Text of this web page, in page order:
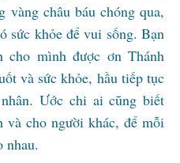
châu báu chóng qua,
sức khỏe để vui sống. Bạn
mình được ơn Thánh
và sức khỏe, hầu tiếp tục
Ước chi ai cũng biết
và cho người khác, để mỗi
nhau.